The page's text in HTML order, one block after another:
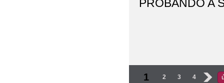
PROBANDO A
Páginas
1 2 3 4 ›